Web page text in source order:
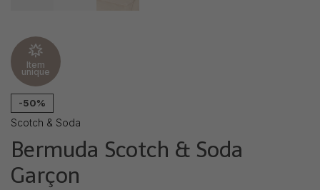
Item
unique
-50%
Scotch & Soda
Bermuda Scotch & Soda
Garçon